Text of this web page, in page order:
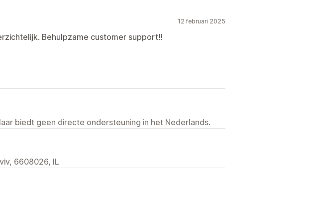
12 februari 2025
Behulpzame customer support!!
biedt geen directe ondersteuning in het Nederlands.
6608026, IL